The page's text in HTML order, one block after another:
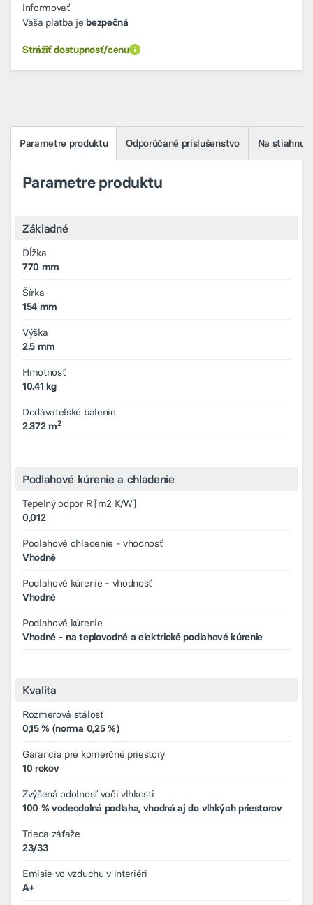
informovať
Vaša platba jebezpečná
Strážiť dostupnosť/cenu
Parametre produktu Odporúčané príslušenstvo Na
Parametre produktu
Základné
Dĺžka
770 mm
Šírka
154 mm
Výška
2.5 mm
Hmotnosť
10.41 kg
Dodávateľské balenie
2.372 m2
Podlahové kúrenie a chladenie
Tepelný odpor R [m2 K/W]
0,012
Podlahové chladenie - vhodnosť
Vhodné
Podlahové kúrenie - vhodnosť
Vhodné
Podlahové kúrenie
Vhodné - na teplovodné a elektrické podlahové kúrenie
Kvalita
Rozmerová stálosť
0,15 % (norma 0,25 %)
Garancia pre komerčné priestory
10 rokov
Zvýšená odolnosť voči vlhkosti
100 % vodeodolná podlaha, vhodná aj do vlhkých priestorov
Trieda záťaže
23/33
Emisie vo vzduchu v interiéri
A+